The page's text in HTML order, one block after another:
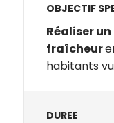
OBJECTIF
Réaliser
fraîcheur
habitants
DUREE